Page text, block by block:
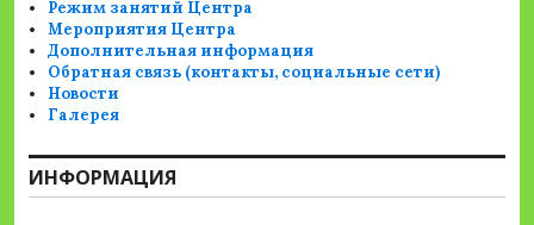
Режим занятий Центра
Мероприятия Центра
Дополнительная информация
Обратная связь (контакты, социальные сети)
Новости
Галерея
ИНФОРМАЦИЯ